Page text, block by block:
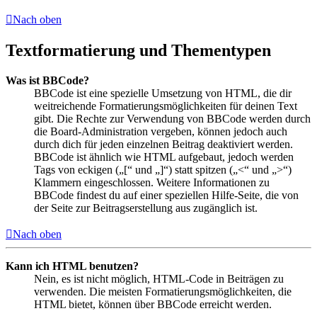
Nach oben
Textformatierung und Thementypen
Was ist BBCode?
BBCode ist eine spezielle Umsetzung von HTML, die dir
weitreichende Formatierungsmöglichkeiten für deinen Text
gibt. Die Rechte zur Verwendung von BBCode werden durch
die Board-Administration vergeben, können jedoch auch
durch dich für jeden einzelnen Beitrag deaktiviert werden.
BBCode ist ähnlich wie HTML aufgebaut, jedoch werden
Tags von eckigen („[“ und „]“) statt spitzen („<“ und „>“)
Klammern eingeschlossen. Weitere Informationen zu
BBCode findest du auf einer speziellen Hilfe-Seite, die von
der Seite zur Beitragserstellung aus zugänglich ist.
Nach oben
Kann ich HTML benutzen?
Nein, es ist nicht möglich, HTML-Code in Beiträgen zu
verwenden. Die meisten Formatierungsmöglichkeiten, die
HTML bietet, können über BBCode erreicht werden.